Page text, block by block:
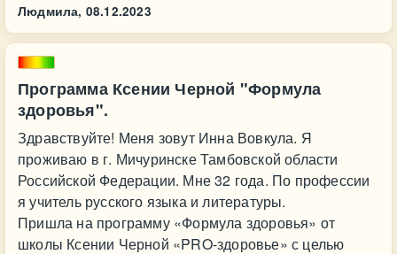
Людмила, 08.12.2023
Программа Ксении Черной "Формула
здоровья".
Здравствуйте! Меня зовут Инна Вовкула. Я
проживаю в г. Мичуринске Тамбовской области
Российской Федерации. Мне 32 года. По профессии
я учитель русского языка и литературы.
Пришла на программу «Формула здоровья» от
школы Ксении Черной «PRO-здоровье» с целью